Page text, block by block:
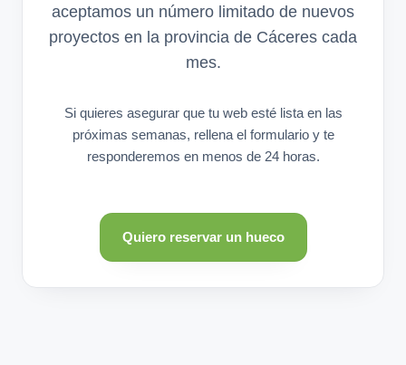
aceptamos un número limitado de nuevos
proyectos en la provincia de Cáceres cada
mes.
Si quieres asegurar que tu web esté lista en las
próximas semanas, rellena el formulario y te
responderemos en menos de 24 horas.
Quiero reservar un hueco